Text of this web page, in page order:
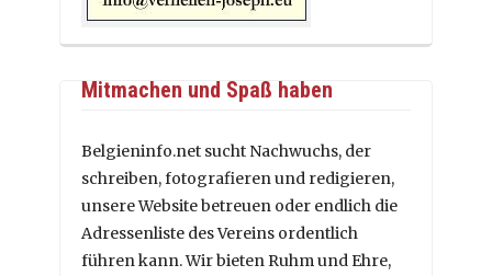
Mitmachen und Spaß haben
Belgieninfo.net sucht Nachwuchs, der
schreiben, fotografieren und redigieren,
unsere Website betreuen oder endlich die
Adressenliste des Vereins ordentlich
führen kann. Wir bieten Ruhm und Ehre,